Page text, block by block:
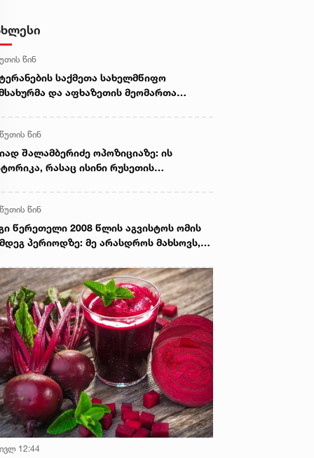
წინ
საქმეთა სახელმწიფო
და აფხაზეთის მეომართა
წინ
შალამბერიძე ოპოზიციაზე: ის
რასაც ისინი რუსეთის
ფარგლებს გარედან არის
წინ
წერეთელი 2008 წლის აგვისტოს ომის
პერიოდზე: მე არასდროს მახსოვს,
რომ გამოირჩეოდა ვინმე
მიმართ
12:44